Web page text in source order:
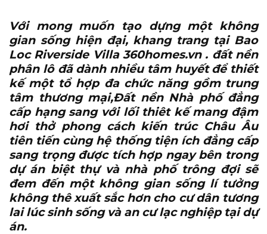
Với mong muốn tạo dựng một không
gian sống hiện đại, khang trang tại Bao
Loc Riverside Villa 360homes.vn. đất nền
phân lô đã dành nhiều tâm huyết để thiết
kế một tổ hợp đa chức năng gồm trung
tâm thương mại,Đất nền Nhà phố đẳng
cấp hạng sang với lối thiêt kế mang đậm
hơi thở phong cách kiến trúc Châu Âu
tiên tiến cùng hệ thống tiện ích đẳng cấp
sang trọng được tích hợp ngay bên trong
dự án biệt thự và nhà phố trông đợi sẽ
đem đến một không gian sống lí tưởng
không thê xuất sắc hơn cho cư dân tương
lai lúc sinh sống và an cư lạc nghiệp tại dự
án.